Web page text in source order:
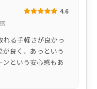
4.6
れる手軽さが良かっ
良く、あっという
という安心感もあ